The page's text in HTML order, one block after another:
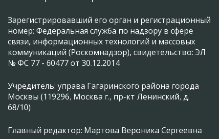
Зарегистрировавший его орган и регистрационный
номер: Федеральная служба по надзору в сфере
связи, информационных технологий и массовых
коммуникаций (Роскомнадзор), свидетельство: ЭЛ
№ ФС 77 - 60477 от 30.12.2014
Учредитель: управа Гагаринского района города
Москвы (119296, Москва г., пр-кт Ленинский, д.
68/10)
Главный редактор: Мартова Вероника Сергеевна